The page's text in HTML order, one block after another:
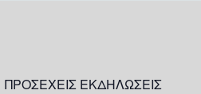
ΠΡΟΣΕΧΕΙΣ ΕΚΔΗΛΩΣΕΙΣ